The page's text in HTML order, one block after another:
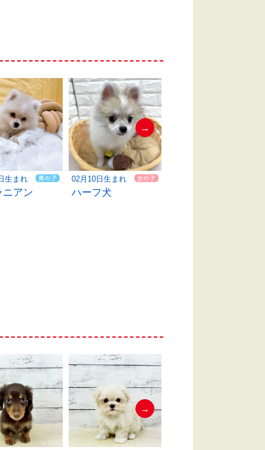
生まれ
ニアン
02月10日生まれ
ハーフ犬
→
→